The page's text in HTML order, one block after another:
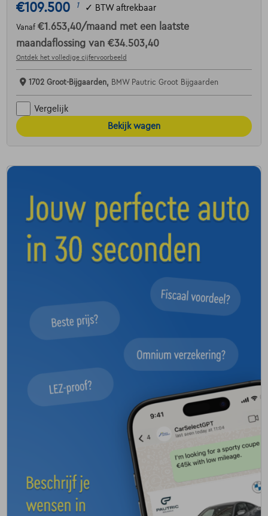
€109.500 1 ✓ BTW aftrekbaar
Vanaf €1.653,40/maand met een laatste
maandaflossing van €34.503,40
Ontdek het volledige cijfervoorbeeld
1702 Groot-Bijgaarden, BMW Pautric Groot Bijgaarden
Vergelijk
Bekijk wagen